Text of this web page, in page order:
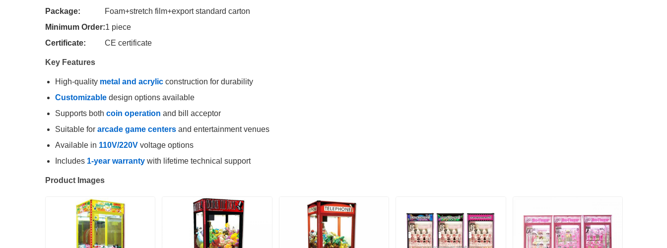
Package:
Foam+stretch film+export standard carton
Minimum Order:1 piece
Certificate:
CE certificate
Key Features
High-quality metal and acrylic construction for durability
Customizable design options available
Supports both coin operation and bill acceptor
Suitable for arcade game centers and entertainment venues
Available in 110V/220V voltage options
Includes 1-year warranty with lifetime technical support
Product Images